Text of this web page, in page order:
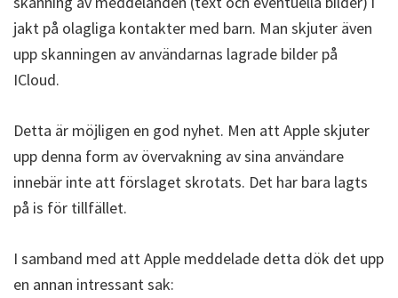
jakt på olagliga kontakter med barn. Man skjuter även
upp skanningen av användarnas lagrade bilder på
ICloud.
Detta är möjligen en god nyhet. Men att Apple skjuter
upp denna form av övervakning av sina användare
innebär inte att förslaget skrotats. Det har bara lagts
på is för tillfället.
I samband med att Apple meddelade detta dök det upp
en annan intressant sak: